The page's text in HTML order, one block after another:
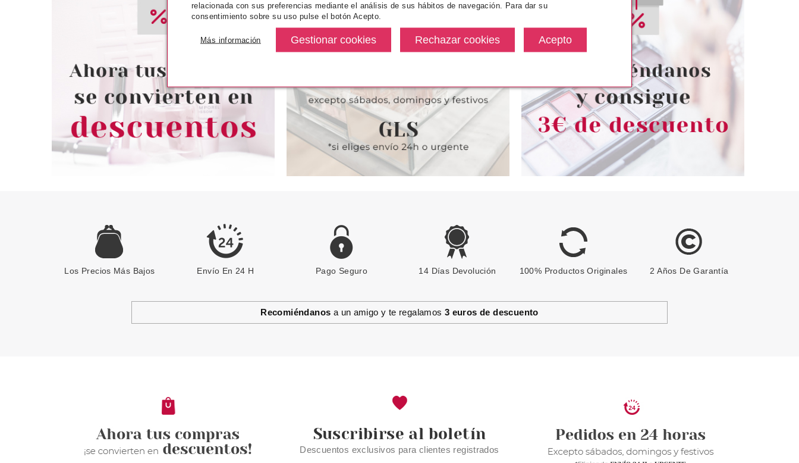
CATRICE DESERT DUNE TINTE
Pvr 5.29€
desde
4.57€
CATRICE EYECONISTA
MÁSCARA DE PESTAÑAS
-20% 4.55€
CATRICE PALETA DE SOMRBAS
PRO DESERT ROMANCE SLIM
-21% 9.50€
CATRICE ON POINT
PERFILADOR DE CEJAS 020
-31% 3.10€
CATRICE DISNEY WINNIE THE
POOH PALETA DE SOMBRAS DE
OJOS 010
Pvr 15.99€
-16%
desde
COPPERCABANA
Pvr 3.20€
desde
Los Precios Más Bajos Envío En 24 H Pago Seguro 14 Días Devolución 100% Productos Originales 2 Años De Garantía
Recomiéndanos a un amigo y te regalamos 3 euros de descuento
Suscribirse al boletín
Descuentos exclusivos para clientes registrados
relacionada con sus preferencias mediante el análisis de sus hábitos de navegación. Para dar su
consentimiento sobre su uso pulse el botón Acepto.
Más información